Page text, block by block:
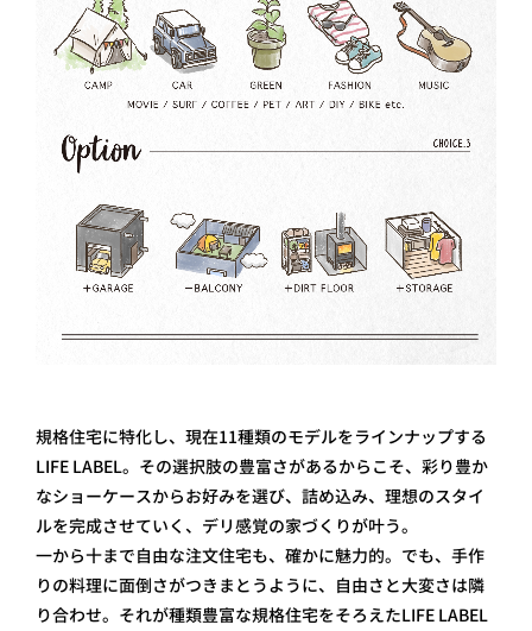
規格住宅に特化し、現在11種類のモデルをラインナップする
LIFE LABEL。その選択肢の豊富さがあるからこそ、彩り豊か
なショーケースからお好みを選び、詰め込み、理想のスタイ
ルを完成させていく、デリ感覚の家づくりが叶う。
一から十まで自由な注文住宅も、確かに魅力的。でも、手作
りの料理に面倒さがつきまとうように、自由さと大変さは隣
り合わせ。それが種類豊富な規格住宅をそろえたLIFE LABEL